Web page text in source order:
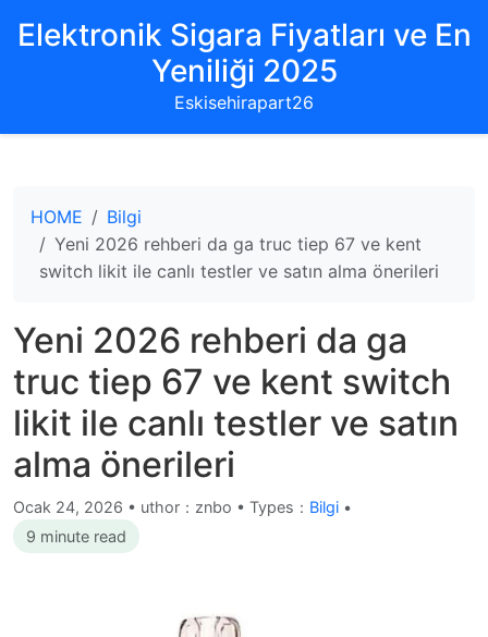
Elektronik Sigara Fiyatları ve En
Yeniliği 2025
Eskisehirapart26
HOME
Bilgi
Yeni 2026 rehberi da ga truc tiep 67 ve kent
switch likit ile canlı testler ve satın alma önerileri
Yeni 2026 rehberi da ga
truc tiep 67 ve kent switch
likit ile canlı testler ve satın
alma önerileri
Ocak 24, 2026 • uthor：znbo • Types： Bilgi •
9 minute read